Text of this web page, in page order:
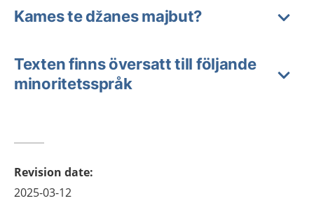
Kames te džanes majbut?
Texten finns översatt till följande
minoritetsspråk
Revision date:
2025-03-12